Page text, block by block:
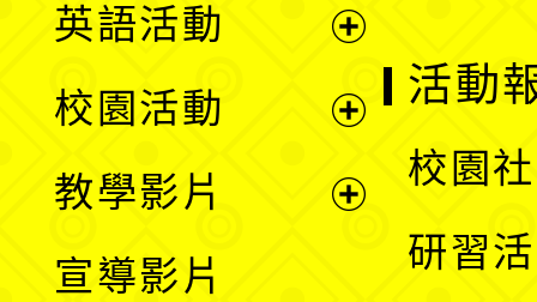
英語活動
選
校園活動
教學影片
宣導影片
活動
校園
研習